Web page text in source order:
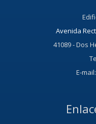
Avenida
41089 - Dos
E-mail: